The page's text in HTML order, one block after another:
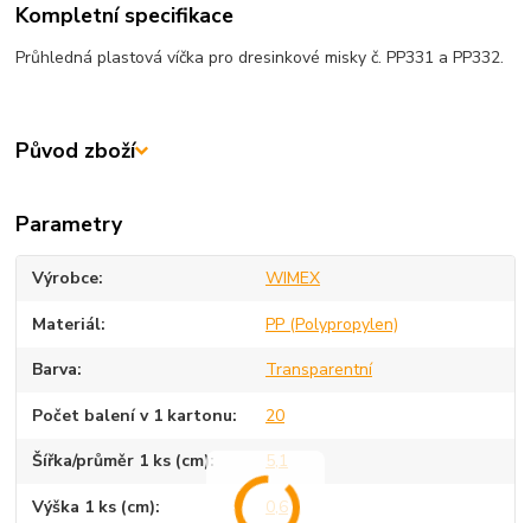
Kompletní specifikace
Průhledná plastová víčka pro dresinkové misky č. PP331 a PP332.
Původ zboží
Parametry
Výrobce WIMEX
Materiál PP (Polypropylen)
Barva Transparentní
Počet balení v 1 kartonu 20
Šířka/průměr 1 ks (cm) 5,1
Výška 1 ks (cm) 0,6